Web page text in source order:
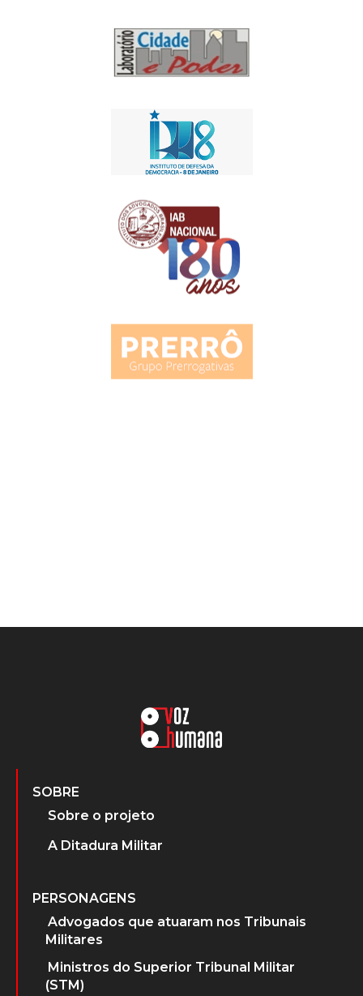
SOBRE
Sobre o projeto
A Ditadura Militar
PERSONAGENS
Advogados que atuaram nos Tribunais
Militares
Ministros do Superior Tribunal Militar
(STM)